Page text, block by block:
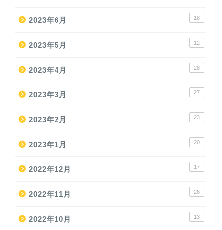
2023年6月 18
2023年5月 12
2023年4月 28
2023年3月 27
2023年2月 23
2023年1月 20
2022年12月 17
2022年11月 26
2022年10月 13